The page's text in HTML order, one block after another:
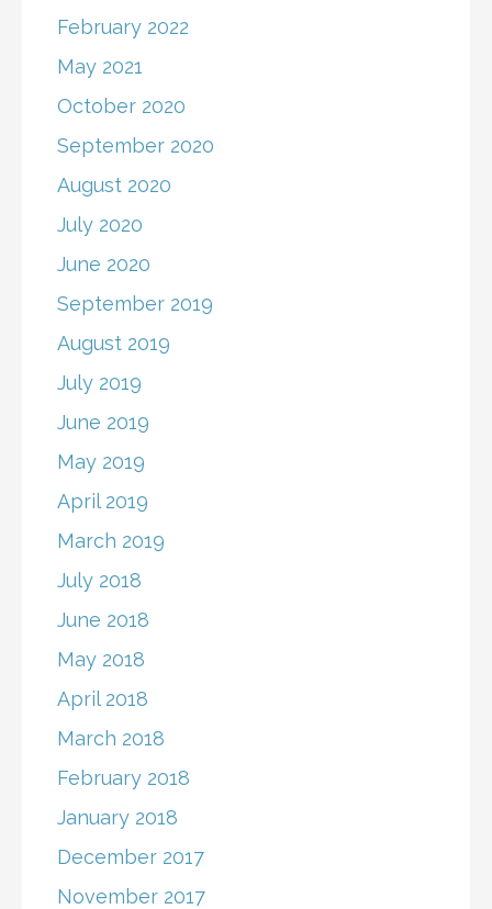
February 2022
May 2021
October 2020
September 2020
August 2020
July 2020
June 2020
September 2019
August 2019
July 2019
June 2019
May 2019
April 2019
March 2019
July 2018
June 2018
May 2018
April 2018
March 2018
February 2018
January 2018
December 2017
November 2017